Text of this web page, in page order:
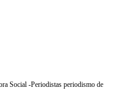
Social -Periodistas periodismo de